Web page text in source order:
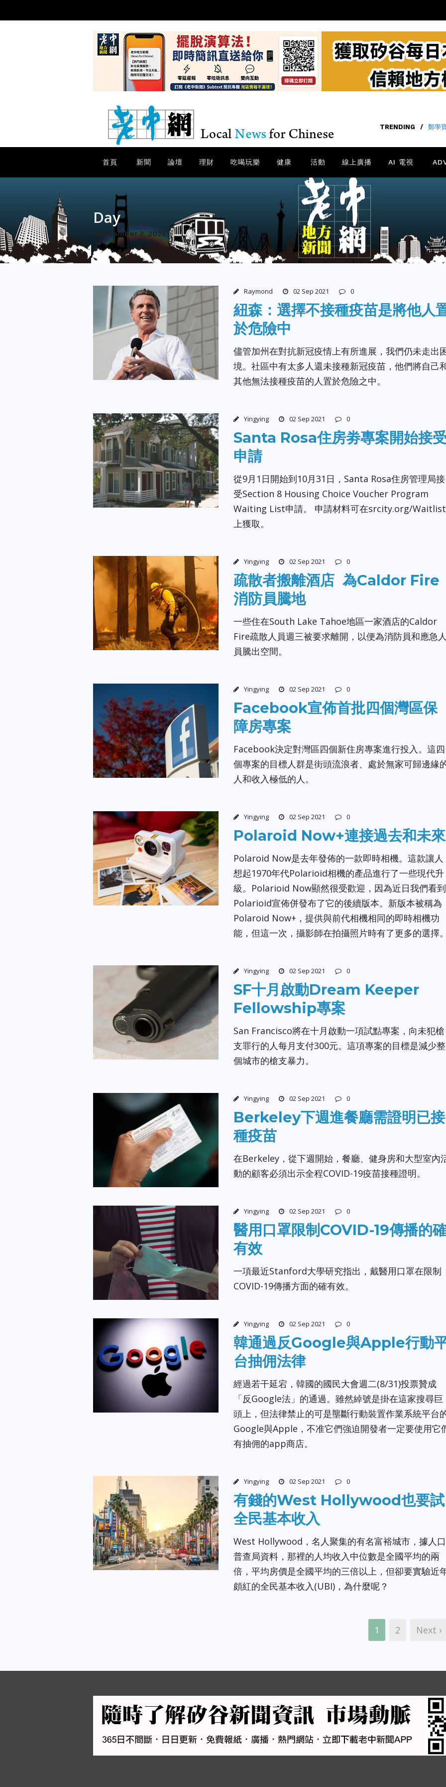
TRENDING / 鄭學
首頁 新聞 論壇 理財 吃喝玩樂 健康 活動 線上廣播 AI 電視
Day
September 2, 2021
Raymond 02 Sep 2021 0
紐森：選擇不接種疫苗是將他人
於危險中
儘管加州在對抗新冠疫情上有所進展，我們仍未走出
境。社區中有太多人還未接種新冠疫苗，他們將自己
其他無法接種疫苗的人置於危險之中。
Yingying 02 Sep 2021 0
Santa Rosa住房劵專案開始接
申請
從9月1日開始到10月31日，Santa Rosa住房管理局接
受Section 8 Housing Choice Voucher Program
Waiting List申請。 申請材料可在srcity.org/Waitlist
上獲取。
Yingying 02 Sep 2021 0
疏散者搬離酒店 為Caldor Fire
消防員騰地
一些住在South Lake Tahoe地區一家酒店的Caldor
Fire疏散人員週三被要求離開，以便為消防員和應急
員騰出空間。
Yingying 02 Sep 2021 0
Facebook宣佈首批四個灣區保
障房專案
Facebook決定對灣區四個新住房專案進行投入。這四
個專案的目標人群是街頭流浪者、處於無家可歸邊緣
人和收入極低的人。
Yingying 02 Sep 2021 0
Polaroid Now+連接過去和未來
Polaroid Now是去年發佈的一款即時相機。這款讓人
想起1970年代Polarioid相機的產品進行了一些現代升
級。Polarioid Now顯然很受歡迎，因為近日我們看到
Polarioid宣佈併發布了它的後續版本。新版本被稱為
Polaroid Now+，提供與前代相機相同的即時相機功
能，但這一次，攝影師在拍攝照片時有了更多的選擇
Yingying 02 Sep 2021 0
SF十月啟動Dream Keeper
Fellowship專案
San Francisco將在十月啟動一項試點專案，向未犯槍
支罪行的人每月支付300元。這項專案的目標是減少整
個城市的槍支暴力。
Yingying 02 Sep 2021 0
Berkeley下週進餐廳需證明已接
種疫苗
在Berkeley，從下週開始，餐廳、健身房和大型室內
動的顧客必須出示全程COVID-19疫苗接種證明。
Yingying 02 Sep 2021 0
醫用口罩限制COVID-19傳播的
有效
一項最近Stanford大學研究指出，戴醫用口罩在限制
COVID-19傳播方面的確有效。
Yingying 02 Sep 2021 0
韓通過反Google與Apple行動
台抽佣法律
經過若干延宕，韓國的國民大會週二(8/31)投票贊成
「反Google法」的通過。雖然綽號是掛在這家搜尋巨
頭上，但法律禁止的可是壟斷行動裝置作業系統平台
Google與Apple，不准它們強迫開發者一定要使用它
有抽佣的app商店。
Yingying 02 Sep 2021 0
有錢的West Hollywood也要試
全民基本收入
West Hollywood，名人聚集的有名富裕城市，據人口
普查局資料，那裡的人均收入中位數是全國平均的兩
倍，平均房價是全國平均的三倍以上，但卻要實驗近
頗紅的全民基本收入(UBI)，為什麼呢？
1 2 Next ›